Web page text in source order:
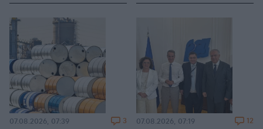
07.08.2026, 07:39 3 07.08.2026, 07:19 12